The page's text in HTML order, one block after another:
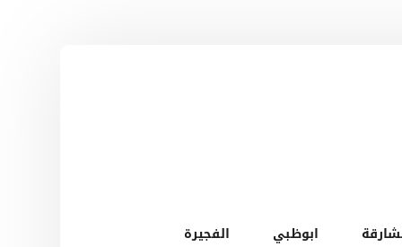
ابوظبي الفجيرة